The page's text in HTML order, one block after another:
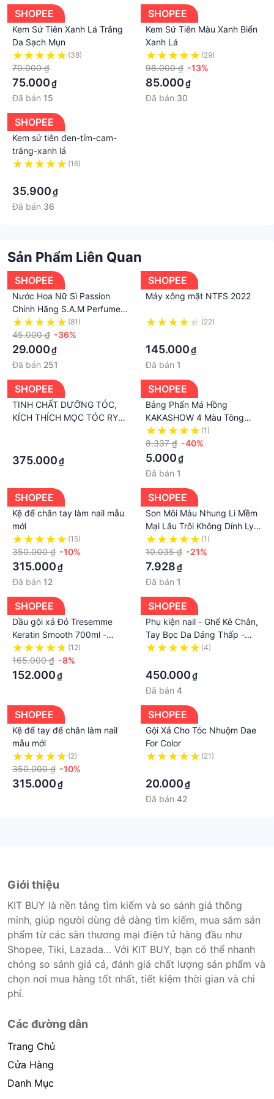
SHOPEE
Kem Sứ Tiên Xanh Lá Trắng
Da Sạch Mụn
(38)
70.000 ₫
75.000₫
Đã bán 15
SHOPEE
Kem Sứ Tiên Màu Xanh Biển
Xanh Lá
(29)
98.000 ₫ -13%
85.000₫
Đã bán 30
SHOPEE
Kem sứ tiên đen-tím-cam-
trắng-xanh lá
(16)
35.900₫
Đã bán 36
Sản Phẩm Liên Quan
SHOPEE
Nước Hoa Nữ Sì Passion
Chính Hãng S.A.M Perfume
Hương Thơm Quyến Rũ, Gợi
Cảm Và Ngọt Ngào - Chai
Xịt 10ml
(81)
45.000 ₫ -36%
29.000₫
Đã bán 251
SHOPEE
Máy xông mặt NTFS 2022
(22)
145.000₫
Đã bán 1
SHOPEE
TINH CHẤT DƯỠNG TÓC,
KÍCH THÍCH MỌC TÓC RYO
375.000₫
SHOPEE
Bảng Phấn Má Hồng
KAKASHOW 4 Màu Tông
Nhung Lì Kiểm Soát Dầu
Chống Nước Làm Sáng Da
(1)
8.337 ₫ -40%
5.000₫
Đã bán 1
SHOPEE
Kệ để chân tay làm nail mẫu
mới
(15)
350.000 ₫ -10%
315.000₫
Đã bán 12
SHOPEE
Son Môi Màu Nhung Lì Mềm
Mại Lâu Trôi Không Dính Ly
HGF HYJP20225
(1)
10.035 ₫ -21%
7.928₫
Đã bán 1
SHOPEE
Dầu gội xả Đỏ Tresemme
Keratin Smooth 700ml -
Chuẩn MỸ
(12)
165.000 ₫ -8%
152.000₫
SHOPEE
Phụ kiện nail - Ghế Kê Chân,
Tay Bọc Da Dáng Thấp -
Màu đen
(4)
450.000₫
Đã bán 4
SHOPEE
Kệ để tay để chân làm nail
mẫu mới
(2)
350.000 ₫ -10%
315.000₫
SHOPEE
Gội Xả Cho Tóc Nhuộm Dae
For Color
(21)
20.000₫
Đã bán 42
Giới thiệu
KIT BUY là nền tảng tìm kiếm và so sánh giá thông
minh, giúp người dùng dễ dàng tìm kiếm, mua sắm sản
phẩm từ các sàn thương mại điện tử hàng đầu như
Shopee, Tiki, Lazada… Với KIT BUY, bạn có thể nhanh
chóng so sánh giá cả, đánh giá chất lượng sản phẩm và
chọn nơi mua hàng tốt nhất, tiết kiệm thời gian và chi
phí.
Các đường dẫn
Trang Chủ
Cửa Hàng
Danh Mục